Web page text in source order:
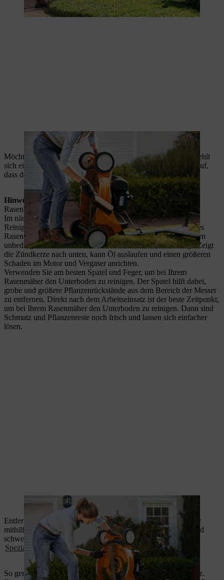
Ein Handfeger eignet sich, um den Rasenmäher zu reinigen.
Möchten Sie Ihren Rasenmäher mit Wasser reinigen, so empfiehlt
sich eine Säuberung mit dem Gartenschlauch. Achten Sie darauf,
dass der Druck nur niedrig eingestellt ist.
Hinweis
: Ein Hochdruckreiniger eignet sich nicht, um den
Rasenmäher zu reinigen.
Im nächsten Schritt bringen Sie den Rasenmäher in die
Reinigungsposition. Diese ist in der
BedienungsanleitungIhres
Rasenmähers beschrieben. Achten Sie bei Benzin-Rasenmähern
unbedingt darauf, dass die Zündkerze dabei nach oben zeigt. Zeigt
die Zündkerze nach unten, kann Öl auslaufen und einen größeren
Schaden im Motor und Vergaser anrichten.
Verwenden Sie am besten Spatel und Feger, um bei Ihrem
Rasenmäher den Unterboden zu reinigen. Der Spatel hilft dabei,
grobe und größere Pflanzenrückstände aus dem Bereich der Messer
zu entfernen. Direkt nach dem Arbeitseinsatz ist der beste Zeitpunkt,
um bei Ihrem Rasenmäher den Unterboden zu reinigen. Dann sind
Schmutz und Pflanzenreste noch frisch und lassen sich einfacher
lösen.
Mithilfe eines Spatels wird grober Schmutz entfernt.
Entfernen Sie vorsichtig alle Verschmutzungen am Mähmesser
mithilfe eines Holzspatels oder des Handfegers. Bei Bedarf und
schwer zu lösendem Schmutz können Sie auch einen
Spezialreiniger
verwenden.
So gereinigt ist der Rasenmäher bereit für den nächsten Einsatz.